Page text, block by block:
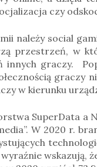
czy
należy social
przestrzeń, w
innych graczy.
graczy
w kierunku
SuperData a
W 2020 r.
wskazują,